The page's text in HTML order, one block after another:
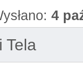
4
Tela